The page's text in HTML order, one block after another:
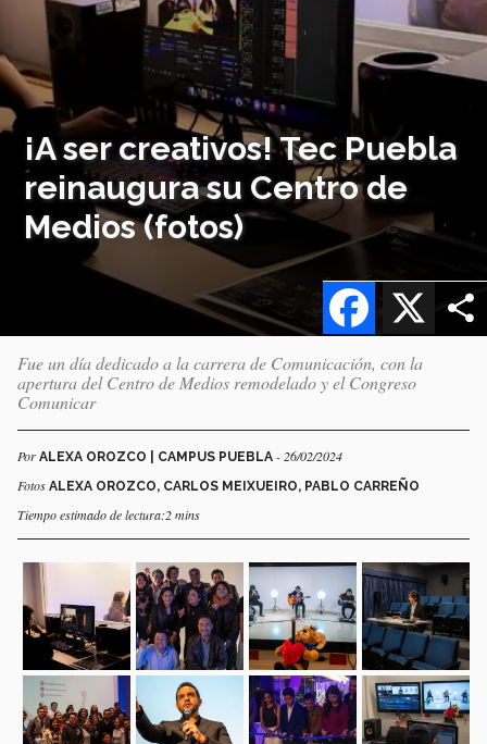
¡A ser creativos! Tec Puebla
reinaugura su Centro de
Medios (fotos)
X
Facebook
Fue un día dedicado a la carrera de Comunicación, con la
apertura del Centro de Medios remodelado y el Congreso
Comunicar
Por ALEXA OROZCO | CAMPUS PUEBLA - 26/02/2024
Fotos ALEXA OROZCO, CARLOS MEIXUEIRO, PABLO CARREÑO
Tiempo estimado de lectura:2 mins